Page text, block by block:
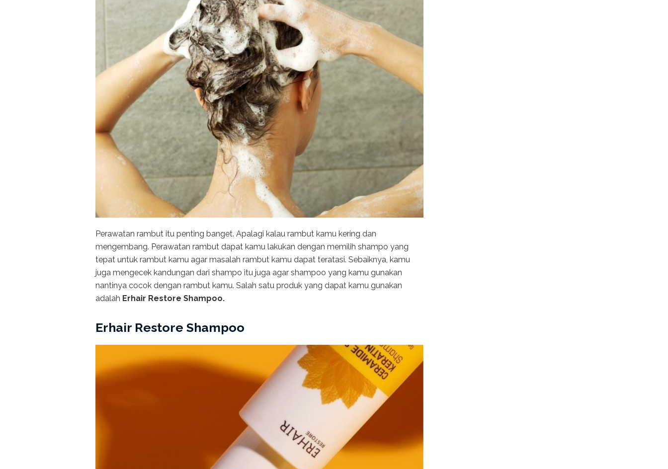
Perawatan rambut itu penting banget. Apalagi kalau rambut kamu kering dan
mengembang. Perawatan rambut dapat kamu lakukan dengan memilih shampo yang
tepat untuk rambut kamu agar masalah rambut kamu dapat teratasi. Sebaiknya, kamu
juga mengecek kandungan dari shampo itu juga agar shampoo yang kamu gunakan
nantinya cocok dengan rambut kamu. Salah satu produk yang dapat kamu gunakan
adalah Erhair Restore Shampoo.
Erhair Restore Shampoo